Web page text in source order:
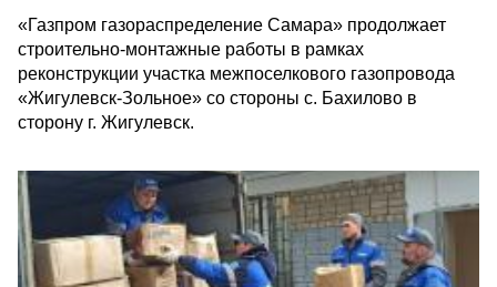
«Газпром газораспределение Самара» продолжает
строительно-монтажные работы в рамках
реконструкции участка межпоселкового газопровода
«Жигулевск-Зольное» со стороны с. Бахилово в
сторону г. Жигулевск.